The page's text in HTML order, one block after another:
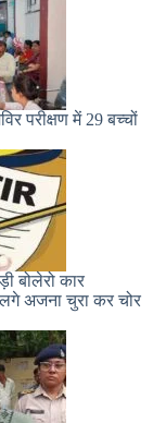
परीक्षण में 29 बच्चों
बोलेरो कार
अजना चुरा कर चोर